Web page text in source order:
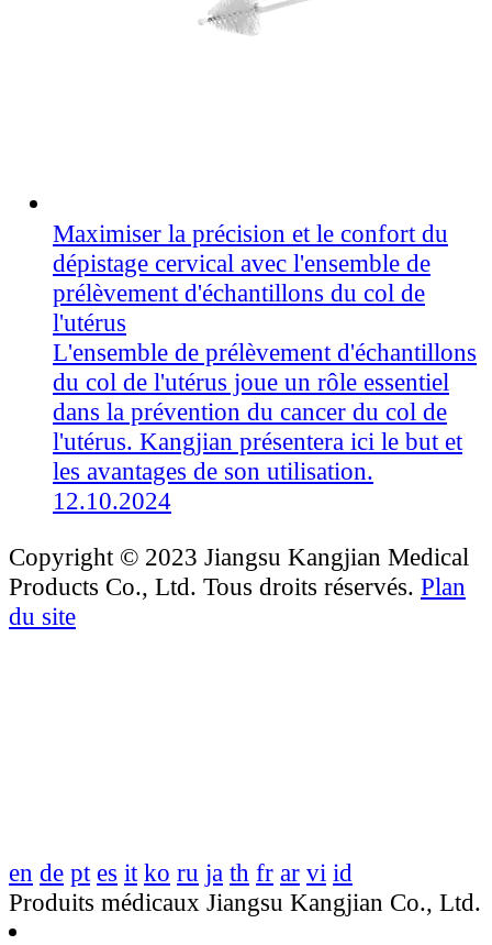
Maximiser la précision et le confort du
dépistage cervical avec l'ensemble de
prélèvement d'échantillons du col de
l'utérus
L'ensemble de prélèvement d'échantillons
du col de l'utérus joue un rôle essentiel
dans la prévention du cancer du col de
l'utérus. Kangjian présentera ici le but et
les avantages de son utilisation.
12.10.2024
Copyright © 2023 Jiangsu Kangjian Medical
Products Co., Ltd. Tous droits réservés. Plan
du site
en de pt es it ko ru ja th fr ar vi id
Produits médicaux Jiangsu Kangjian Co., Ltd.